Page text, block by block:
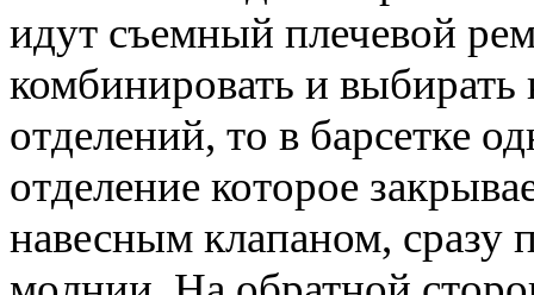
идут съемный плечевой
комбинировать и выбирать
отделений, то в барсетке
отделение которое
навесным клапаном, сразу